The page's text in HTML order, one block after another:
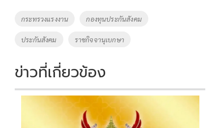
o
o
k k
Tags
กระทรวงแรงงาน กองทุนประกันสังคม
ประกันสังคม ราชกิจจานุเบกษา
ข่าวที่เกี่ยวข้อง